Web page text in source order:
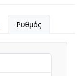
Ρυθμός